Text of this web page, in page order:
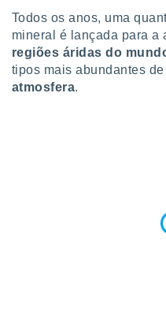
e
com
Pode
na nossa
Todos os anos, uma
mineral é lançada para a
regiões áridas do
tipos mais abundantes de
atmosfera.